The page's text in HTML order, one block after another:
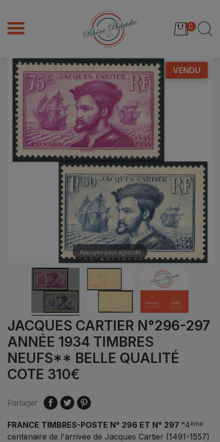
0
VENDU
Appuyez pour agrandir
JACQUES CARTIER N°296-297
ANNÉE 1934 TIMBRES
NEUFS** BELLE QUALITÉ
COTE 310€
Partager
FRANCE TIMBRES-POSTE N° 296 ET N° 297 "4ème
centenaire de l'arrivée de Jacques Cartier (1491-1557)